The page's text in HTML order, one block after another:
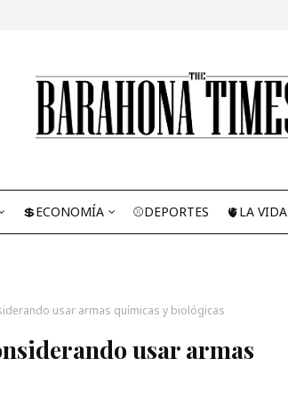
💲ECONOMÍA ⚾DEPORTES 🫀LA VIDA
usar armas químicas y biológicas
usar armas